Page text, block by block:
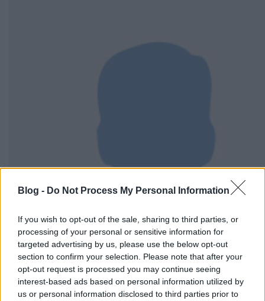
Blog - Do Not Process My Personal Information
If you wish to opt-out of the sale, sharing to third parties, or
processing of your personal or sensitive information for
targeted advertising by us, please use the below opt-out
section to confirm your selection. Please note that after your
opt-out request is processed you may continue seeing
interest-based ads based on personal information utilized by
us or personal information disclosed to third parties prior to